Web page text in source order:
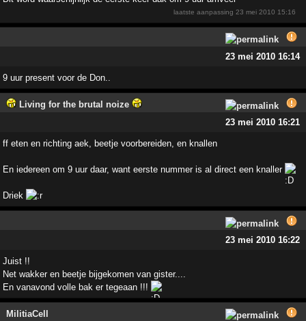
laatste aanpassing23 mei 2010 15:16
23 mei 2010 16:14
9 uur present voor de Don..
Living for the brutal noize
23 mei 2010 16:21
ff eten en richting aek, beetje voorbereiden, en knallen
En iedereen om 9 uur daar, want eerste nummer is al direct een knaller
Driek
23 mei 2010 16:22
Juist !!
Net wakker en beetje bijgekomen van gister....
En vanavond volle bak er tegeaan !!!
MilitiaCell